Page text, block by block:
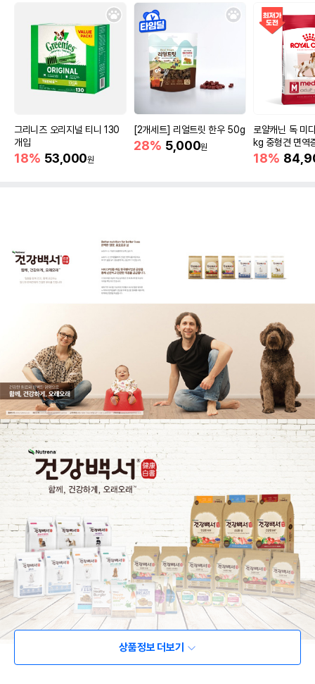
그리니즈 오리지널 티니 130
개입
18% 53,000원
[2개세트] 리얼트릿 한우 50g
28% 5,000원
로얄캐닌 독 미
kg 중형견 면역
18%
상품정보 더보기